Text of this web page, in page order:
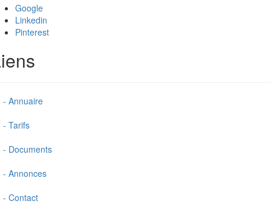
Google
Linkedin
Pinterest
- Annuaire
- Tarifs
- Documents
- Annonces
- Contact